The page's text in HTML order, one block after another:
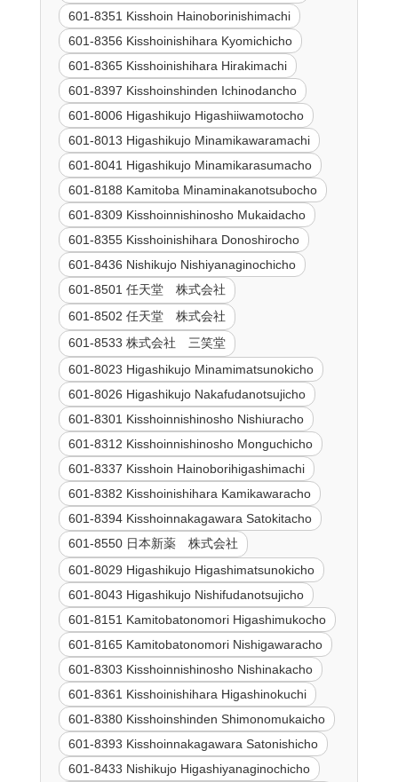
601-8351 Kisshoin Hainoborinishimachi
601-8356 Kisshoinishihara Kyomichicho
601-8365 Kisshoinishihara Hirakimachi
601-8397 Kisshoinshinden Ichinodancho
601-8006 Higashikujo Higashiiwamotocho
601-8013 Higashikujo Minamikawaramachi
601-8041 Higashikujo Minamikarasumacho
601-8188 Kamitoba Minaminakanotsubocho
601-8309 Kisshoinnishinosho Mukaidacho
601-8355 Kisshoinishihara Donoshirocho
601-8436 Nishikujo Nishiyanaginochicho
601-8501 任天堂 株式会社
601-8502 任天堂 株式会社
601-8533 株式会社 三笑堂
601-8023 Higashikujo Minamimatsunokicho
601-8026 Higashikujo Nakafudanotsujicho
601-8301 Kisshoinnishinosho Nishiuracho
601-8312 Kisshoinnishinosho Monguchicho
601-8337 Kisshoin Hainoborihigashimachi
601-8382 Kisshoinishihara Kamikawaracho
601-8394 Kisshoinnakagawara Satokitacho
601-8550 日本新薬 株式会社
601-8029 Higashikujo Higashimatsunokicho
601-8043 Higashikujo Nishifudanotsujicho
601-8151 Kamitobatonomori Higashimukocho
601-8165 Kamitobatonomori Nishigawaracho
601-8303 Kisshoinnishinosho Nishinakacho
601-8361 Kisshoinishihara Higashinokuchi
601-8380 Kisshoinshinden Shimonomukaicho
601-8393 Kisshoinnakagawara Satonishicho
601-8433 Nishikujo Higashiyanaginochicho